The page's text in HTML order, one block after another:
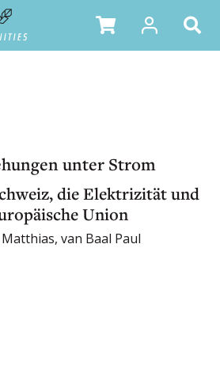
unter Strom
die Elektrizität und
Union
van Baal Paul